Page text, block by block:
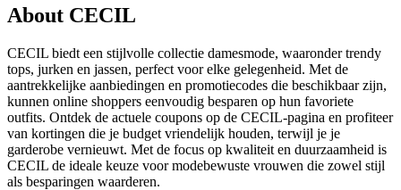
About CECIL
CECIL biedt een stijlvolle collectie damesmode, waaronder trendy
tops, jurken en jassen, perfect voor elke gelegenheid. Met de
aantrekkelijke aanbiedingen en promotiecodes die beschikbaar zijn,
kunnen online shoppers eenvoudig besparen op hun favoriete
outfits. Ontdek de actuele coupons op de CECIL-pagina en profiteer
van kortingen die je budget vriendelijk houden, terwijl je je
garderobe vernieuwt. Met de focus op kwaliteit en duurzaamheid is
CECIL de ideale keuze voor modebewuste vrouwen die zowel stijl
als besparingen waarderen.